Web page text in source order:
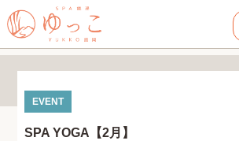
SPA YOGA【2月】